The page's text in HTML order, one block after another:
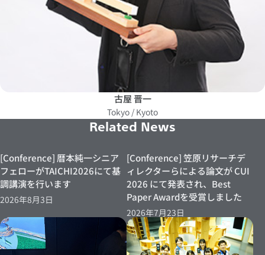
古屋 晋一
Tokyo / Kyoto
Related News
[Conference] 暦本純一シニア
フェローがTAICHI2026にて基
調講演を行います
2026年8月3日
[Conference] 笠原リサーチデ
ィレクターらによる論文が CUI
2026 にて発表され、Best
Paper Awardを受賞しました
2026年7月23日